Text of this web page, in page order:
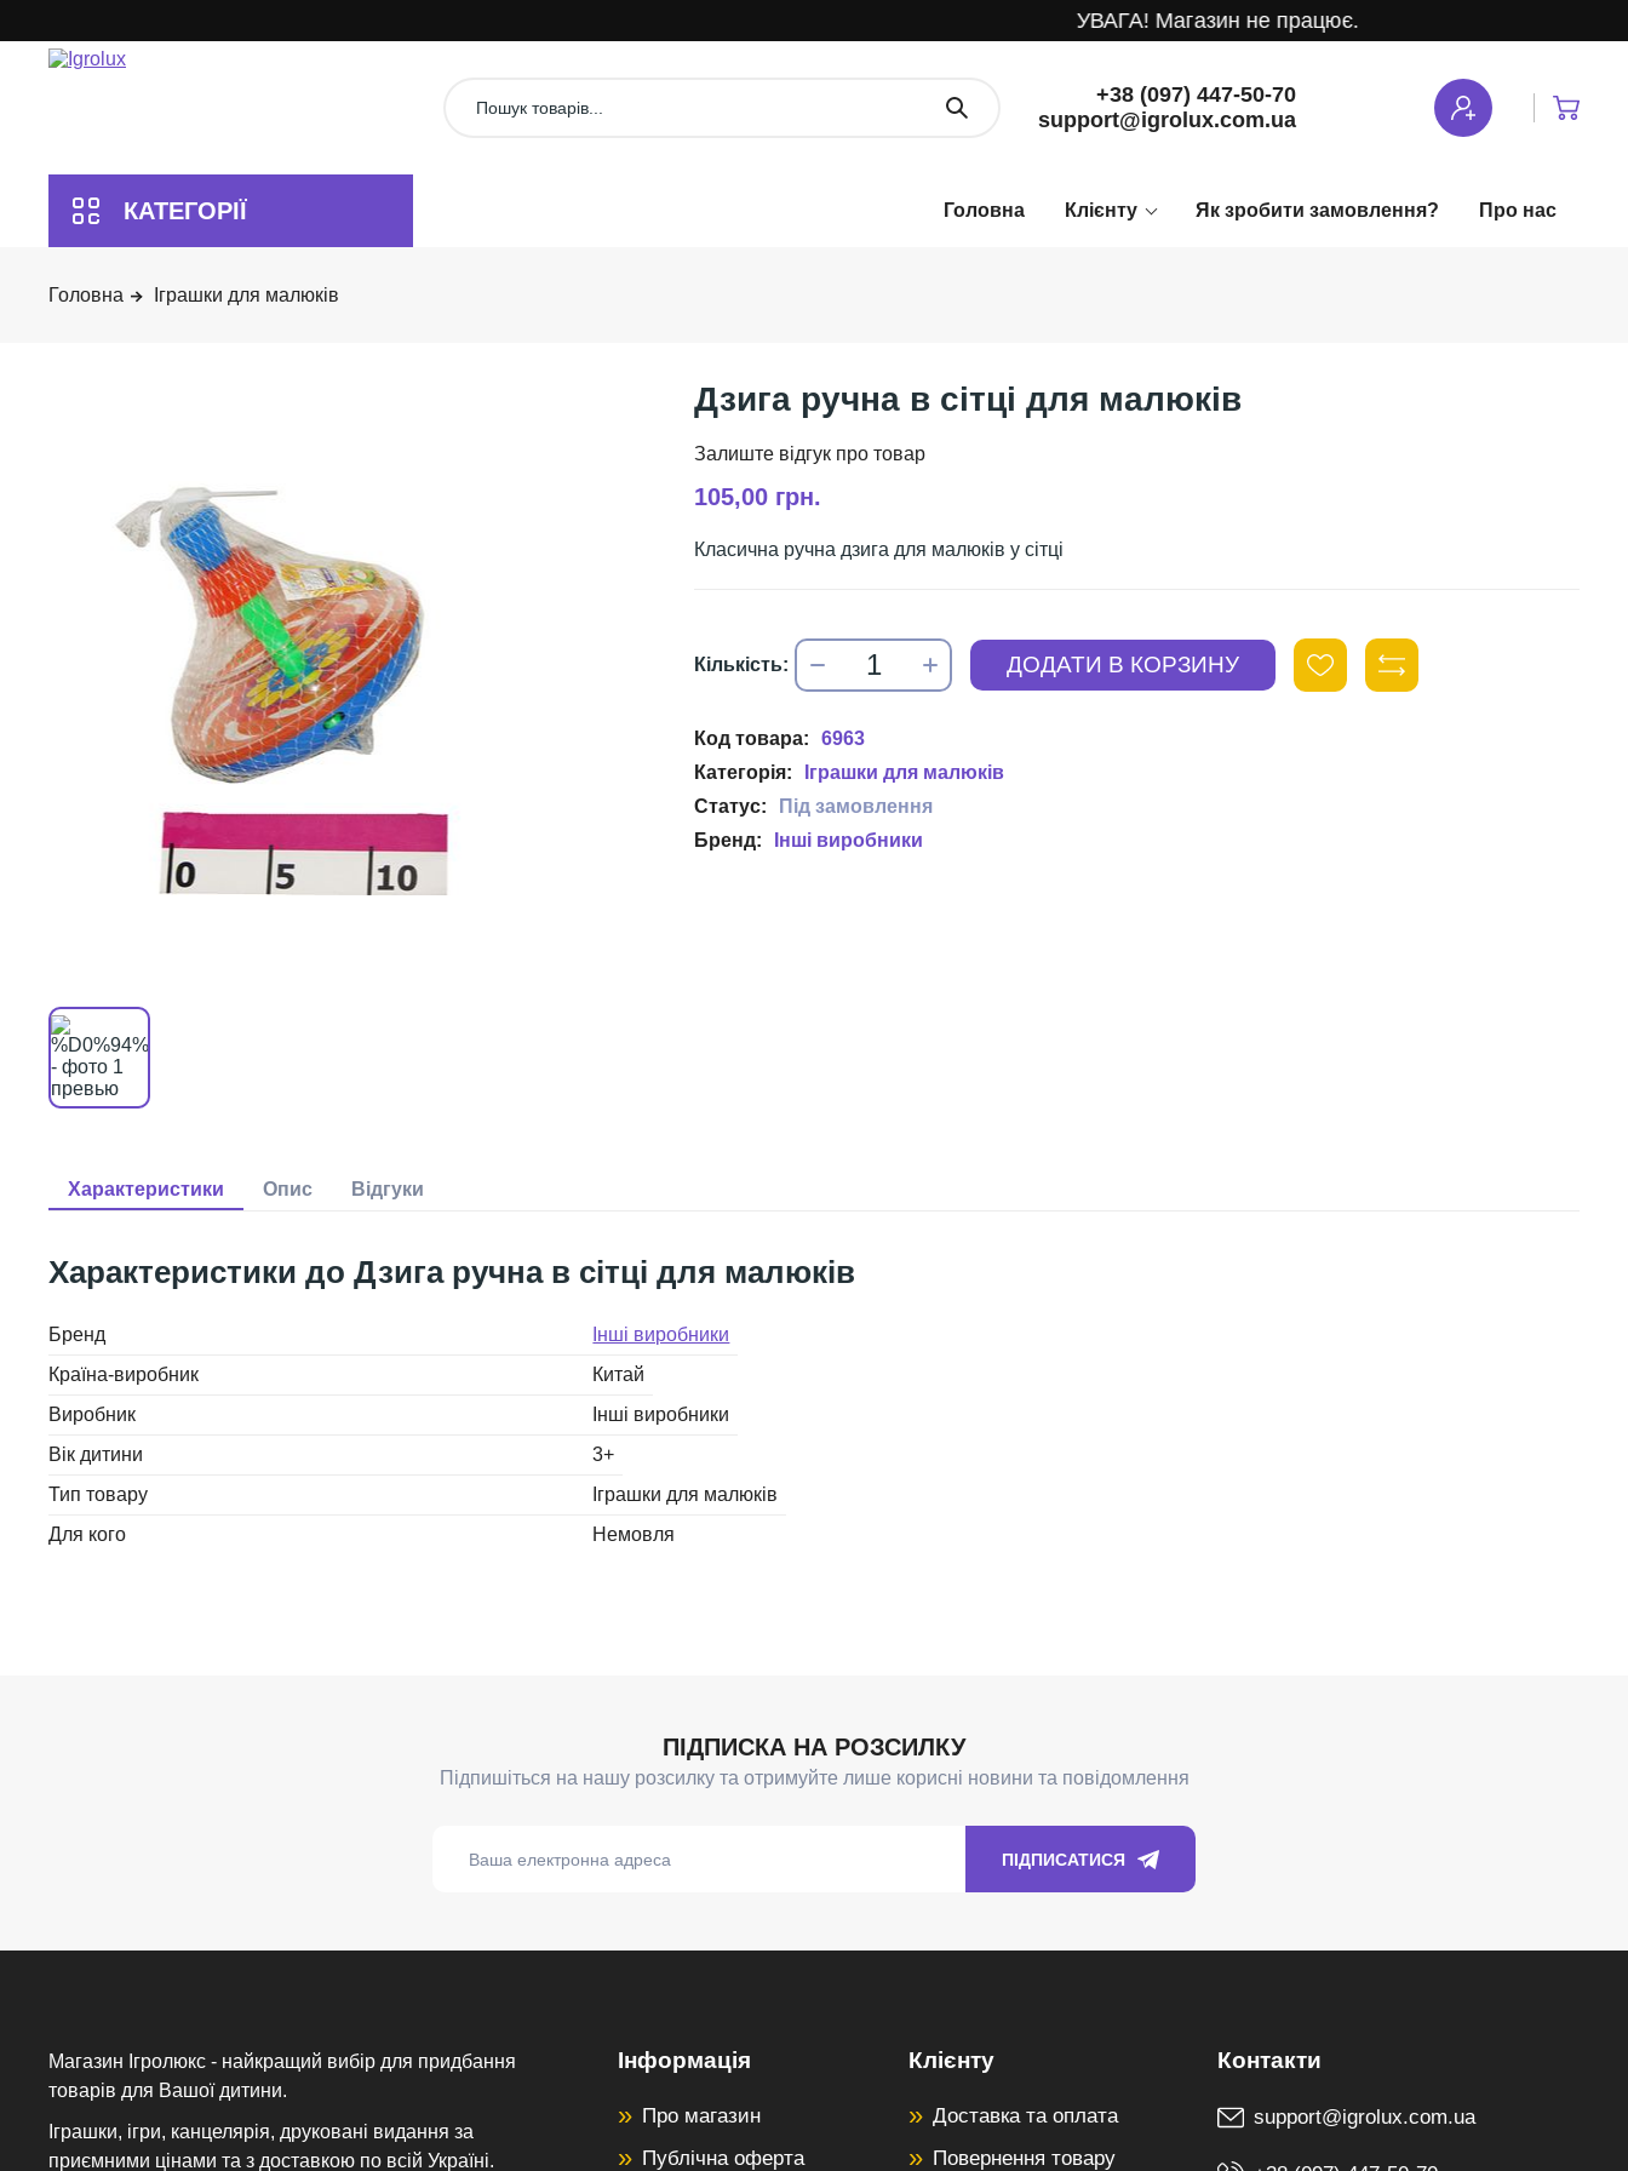
УВАГА! Магазин не працює.
+38 (097) 447-50-70
support@igrolux.com.ua
Клієнту Як зробити замовлення? Про нас
Іграшки для малюків
Дзига ручна в сітці для малюків
105,00 грн.
Класична ручна дзига для малюків у сітці
6963
Іграшки для малюків
Інші виробники
Дзига ручна в сітці для малюків
Бренд
Інші виробники
Країна-виробник
Китай
Виробник
Інші виробники
Вік дитини
3+
Тип товару
Іграшки для малюків
Для кого
Немовля
Магазин Ігролюкс - найкращий вибір для придбання
товарів для Вашої дитини.
Іграшки, ігри, канцелярія, друковані видання за
приємними цінами та з доставкою по всій Україні.
Інформація
Про магазин
Публічна оферта
Клієнту
Доставка та оплата
Повернення товару
support@igrolux.com.ua